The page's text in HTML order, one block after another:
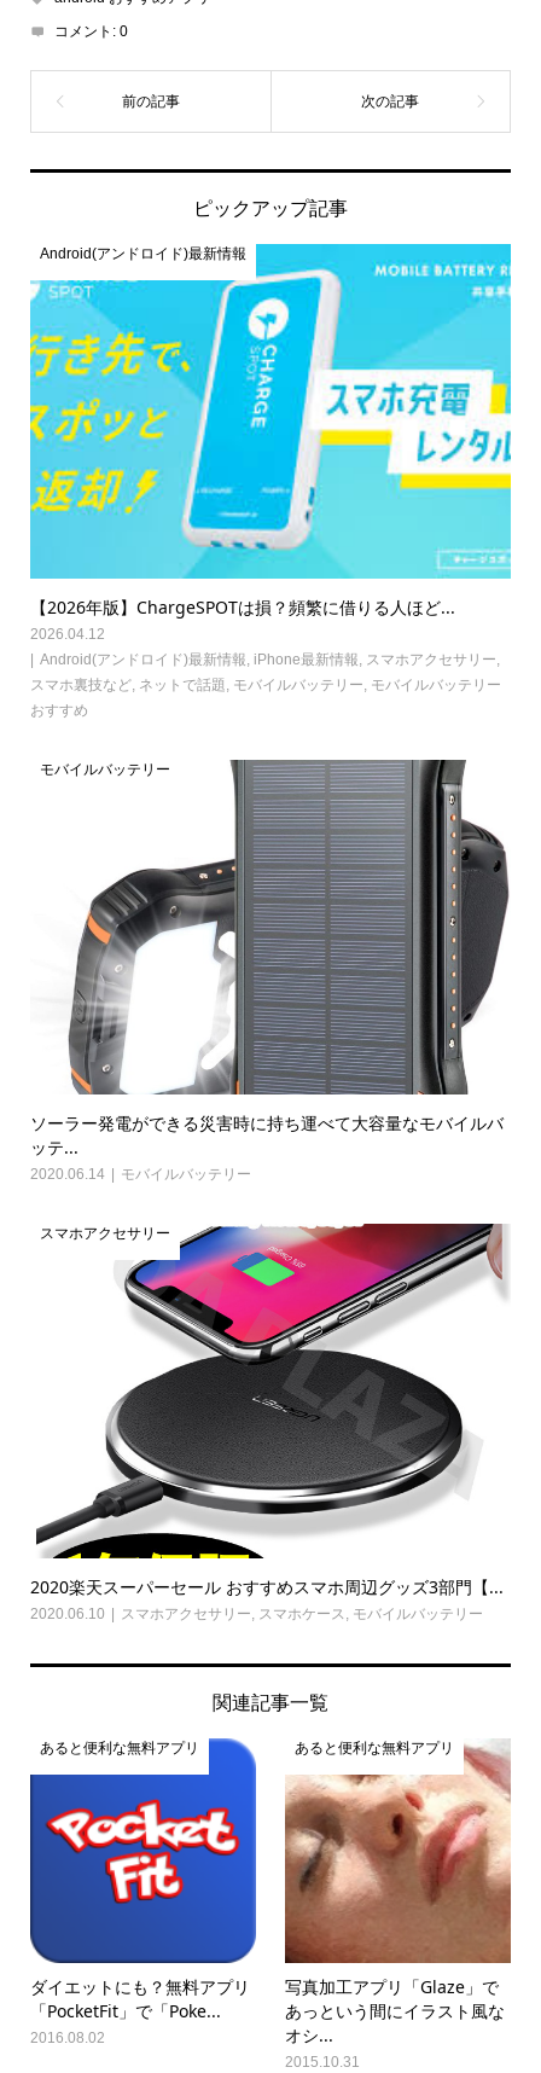
コメント: 0
ピックアップ記事
Android(アンドロイド)最新情報
【2026年版】ChargeSPOTは損？頻繁に借りる人ほど...
2026.04.12
Android(アンドロイド)最新情報, iPhone最新情報, スマホアクセサリー,
スマホ裏技など, ネットで話題, モバイルバッテリー, モバイルバッテリー
おすすめ
モバイルバッテリー
ソーラー発電ができる災害時に持ち運べて大容量なモバイルバ
ッテ...
2020.06.14 モバイルバッテリー
スマホアクセサリー
2020楽天スーパーセール おすすめスマホ周辺グッズ3部門【...
2020.06.10 スマホアクセサリー スマホケース モバイルバッテリー
関連記事一覧
あると便利な無料アプリ
ダイエットにも？無料アプリ
「PocketFit」で「Poke...
2016.08.02
あると便利な無料アプリ
写真加工アプリ「Glaze」で
あっという間にイラスト風な
オシ...
2015.10.31